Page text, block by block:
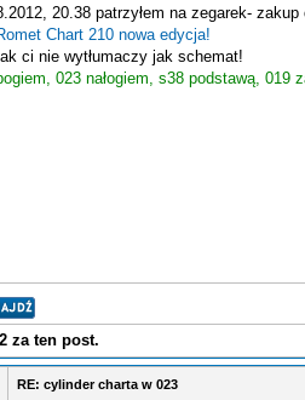
20.38 patrzyłem na zegarek- zakup
Chart 210 nowa edycja!
ci nie wytłumaczy jak schemat!
023 nałogiem, s38 podstawą, 019
za ten post.
RE: cylinder charta w 023